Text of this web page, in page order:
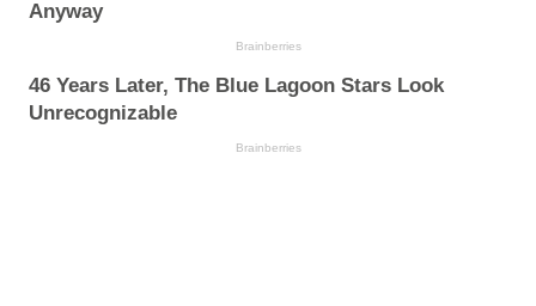
Anyway
Brainberries
46 Years Later, The Blue Lagoon Stars Look
Unrecognizable
Brainberries